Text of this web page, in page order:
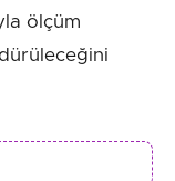
ölçüm